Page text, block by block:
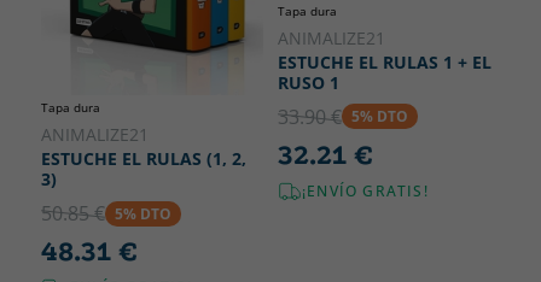
Tapa dura
ANIMALIZE21
ESTUCHE EL RULAS (1, 2,
3)
50.85 € 5% DTO
48.31 €
Tapa dura
ANIMALIZE21
ESTUCHE EL RULAS 1 + EL
RUSO 1
33.90 € 5% DTO
32.21 €
¡ENVÍO GRATIS!